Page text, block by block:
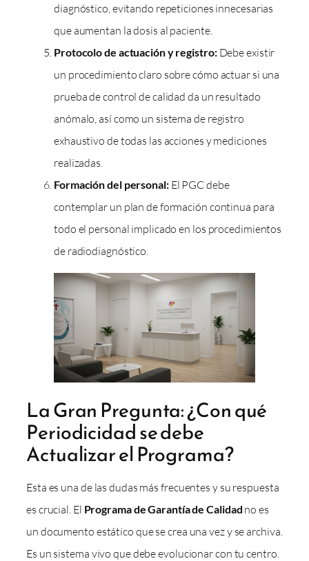
diagnóstico, evitando repeticiones innecesarias
que aumentan la dosis al paciente.
Protocolo de actuación y registro:Debe existir
un procedimiento claro sobre cómo actuar si una
prueba de control de calidad da un resultado
anómalo, así como un sistema de registro
exhaustivo de todas las acciones y mediciones
realizadas.
Formación del personal:El PGC debe
contemplar un plan de formación continua para
todo el personal implicado en los procedimientos
de radiodiagnóstico.
La Gran Pregunta: ¿Con qué
Periodicidad se debe
Actualizar el Programa?
Esta es una de las dudas más frecuentes y su respuesta
es crucial. El Programa de Garantía de Calidad no es
un documento estático que se crea una vez y se archiva.
Es un sistema vivo que debe evolucionar con tu centro.